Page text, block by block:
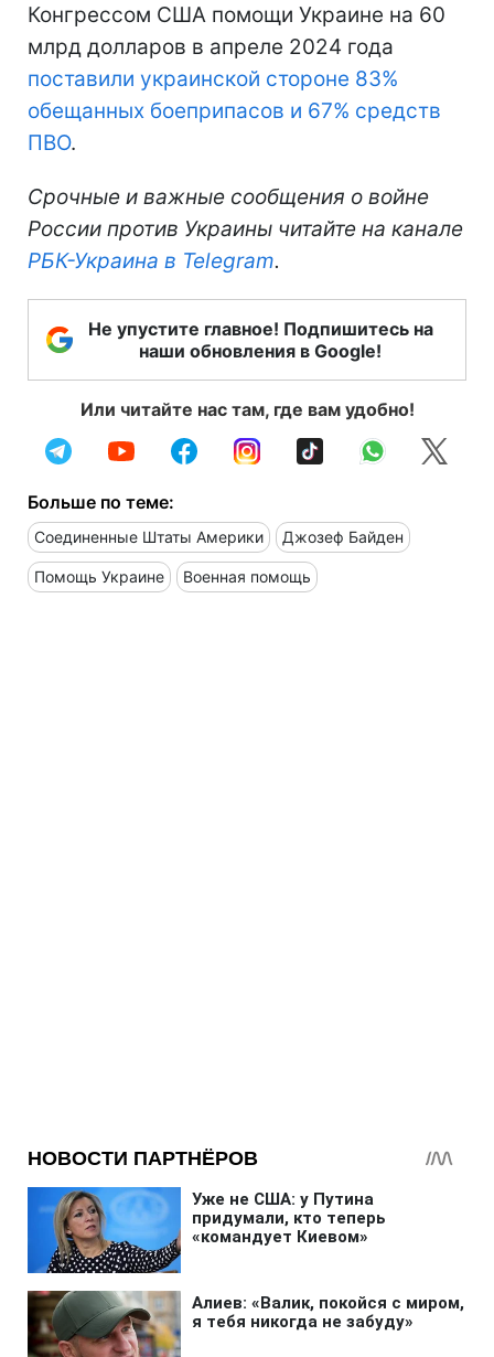
Конгрессом США помощи Украине на 60
млрд долларов в апреле 2024 года
поставили украинской стороне 83%
обещанных боеприпасов и 67% средств
ПВО.
Срочные и важные сообщения о войне
России против Украины читайте на канале
РБК-Украина в Telegram.
Не упустите главное! Подпишитесь на
наши обновления в Google!
Или читайте нас там, где вам удобно!
Больше по теме:
Соединенные Штаты Америки Джозеф Байден
Помощь Украине Военная помощь